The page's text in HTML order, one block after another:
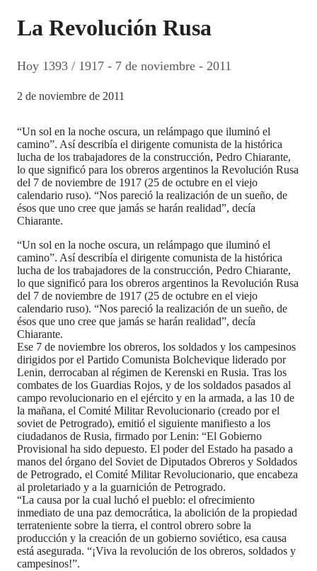
La Revolución Rusa
Hoy 1393 / 1917 - 7 de noviembre - 2011
2 de noviembre de 2011
“Un sol en la noche oscura, un relámpago que iluminó el
camino”. Así describía el dirigente comunista de la histórica
lucha de los trabajadores de la construcción, Pedro Chiarante,
lo que significó para los obreros argentinos la Revolución Rusa
del 7 de noviembre de 1917 (25 de octubre en el viejo
calendario ruso). “Nos pareció la realización de un sueño, de
ésos que uno cree que jamás se harán realidad”, decía
Chiarante.
“Un sol en la noche oscura, un relámpago que iluminó el
camino”. Así describía el dirigente comunista de la histórica
lucha de los trabajadores de la construcción, Pedro Chiarante,
lo que significó para los obreros argentinos la Revolución Rusa
del 7 de noviembre de 1917 (25 de octubre en el viejo
calendario ruso). “Nos pareció la realización de un sueño, de
ésos que uno cree que jamás se harán realidad”, decía
Chiarante.
Ese 7 de noviembre los obreros, los soldados y los campesinos
dirigidos por el Partido Comunista Bolchevique liderado por
Lenin, derrocaban al régimen de Kerenski en Rusia. Tras los
combates de los Guardias Rojos, y de los soldados pasados al
campo revolucionario en el ejército y en la armada, a las 10 de
la mañana, el Comité Militar Revolucionario (creado por el
soviet de Petrogrado), emitió el siguiente manifiesto a los
ciudadanos de Rusia, firmado por Lenin: “El Gobierno
Provisional ha sido depuesto. El poder del Estado ha pasado a
manos del órgano del Soviet de Diputados Obreros y Soldados
de Petrogrado, el Comité Militar Revolucionario, que encabeza
al proletariado y a la guarnición de Petrogrado.
“La causa por la cual luchó el pueblo: el ofrecimiento
inmediato de una paz democrática, la abolición de la propiedad
terrateniente sobre la tierra, el control obrero sobre la
producción y la creación de un gobierno soviético, esa causa
está asegurada. “¡Viva la revolución de los obreros, soldados y
campesinos!”.